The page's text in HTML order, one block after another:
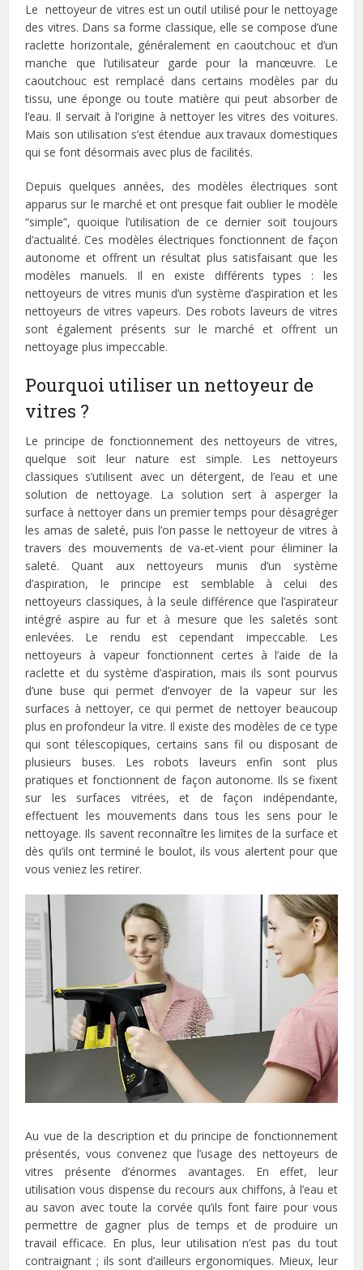
Le nettoyeur de vitres est un outil utilisé pour le nettoyage
des vitres. Dans sa forme classique, elle se compose d’une
raclette horizontale, généralement en caoutchouc et d’un
manche que l’utilisateur garde pour la manœuvre. Le
caoutchouc est remplacé dans certains modèles par du
tissu, une éponge ou toute matière qui peut absorber de
l’eau. Il servait à l’origine à nettoyer les vitres des voitures.
Mais son utilisation s’est étendue aux travaux domestiques
qui se font désormais avec plus de facilités.
Depuis quelques années, des modèles électriques sont
apparus sur le marché et ont presque fait oublier le modèle
“simple”, quoique l’utilisation de ce dernier soit toujours
d’actualité. Ces modèles électriques fonctionnent de façon
autonome et offrent un résultat plus satisfaisant que les
modèles manuels. Il en existe différents types : les
nettoyeurs de vitres munis d’un système d’aspiration et les
nettoyeurs de vitres vapeurs. Des robots laveurs de vitres
sont également présents sur le marché et offrent un
nettoyage plus impeccable.
Pourquoi utiliser un nettoyeur de
vitres ?
Le principe de fonctionnement des nettoyeurs de vitres,
quelque soit leur nature est simple. Les nettoyeurs
classiques s’utilisent avec un détergent, de l’eau et une
solution de nettoyage. La solution sert à asperger la
surface à nettoyer dans un premier temps pour désagréger
les amas de saleté, puis l’on passe le nettoyeur de vitres à
travers des mouvements de va-et-vient pour éliminer la
saleté. Quant aux nettoyeurs munis d’un système
d’aspiration, le principe est semblable à celui des
nettoyeurs classiques, à la seule différence que l’aspirateur
intégré aspire au fur et à mesure que les saletés sont
enlevées. Le rendu est cependant impeccable. Les
nettoyeurs à vapeur fonctionnent certes à l’aide de la
raclette et du système d’aspiration, mais ils sont pourvus
d’une buse qui permet d’envoyer de la vapeur sur les
surfaces à nettoyer, ce qui permet de nettoyer beaucoup
plus en profondeur la vitre. Il existe des modèles de ce type
qui sont télescopiques, certains sans fil ou disposant de
plusieurs buses. Les robots laveurs enfin sont plus
pratiques et fonctionnent de façon autonome. Ils se fixent
sur les surfaces vitrées, et de façon indépendante,
effectuent les mouvements dans tous les sens pour le
nettoyage. Ils savent reconnaître les limites de la surface et
dès qu’ils ont terminé le boulot, ils vous alertent pour que
vous veniez les retirer.
Au vue de la description et du principe de fonctionnement
présentés, vous convenez que l’usage des nettoyeurs de
vitres présente d’énormes avantages. En effet, leur
utilisation vous dispense du recours aux chiffons, à l’eau et
au savon avec toute la corvée qu’ils font faire pour vous
permettre de gagner plus de temps et de produire un
travail efficace. En plus, leur utilisation n’est pas du tout
contraignant ; ils sont d’ailleurs ergonomiques. Mieux, leur